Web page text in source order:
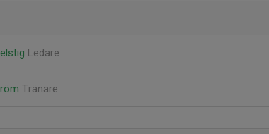
Ledare
Tränare